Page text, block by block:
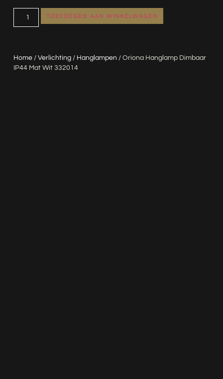
Home/ Verlichting/ Hanglampen / Oriona Hanglamp Dimbaar
IP44 Mat Wit 332014
TOEVOEGEN AAN WINKELWAGEN